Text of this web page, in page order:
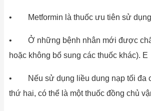
• Metformin là thuốc ưu tiên sử dụng
• Ở những bệnh nhân mới được chẩn
hoặc không bổ sung các thuốc khác). E
• Nếu sử dụng liều dung nạp tối đa
thứ hai, có thể là một thuốc đồng chủ